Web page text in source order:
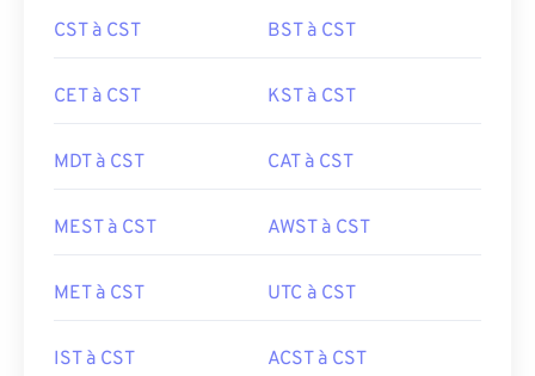
CST à CST BST à CST
CET à CST KST à CST
MDT à CST CAT à CST
MEST à CST AWST à CST
MET à CST UTC à CST
IST à CST ACST à CST